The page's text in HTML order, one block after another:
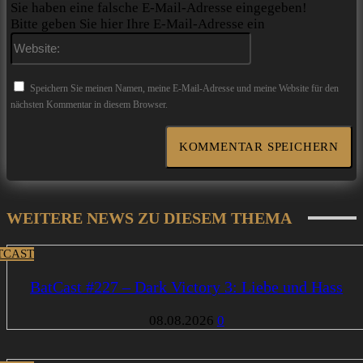
Sie haben eine falsche E-Mail-Adresse eingegeben!
Bitte geben Sie hier Ihre E-Mail-Adresse ein
Speichern Sie meinen Namen, meine E-Mail-Adresse und meine Website für den
nächsten Kommentar in diesem Browser.
WEITERE NEWS ZU DIESEM THEMA
BatCast #227 – Dark Victory 3: Liebe und Hass
08.08.2026 0